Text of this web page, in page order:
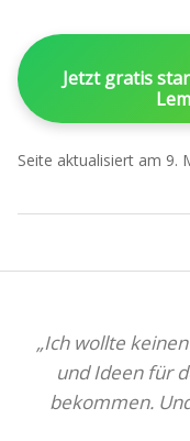
Jetzt gratis
Seite aktualisiert am 9.
„Ich wollte
und Ideen für
bekommen.